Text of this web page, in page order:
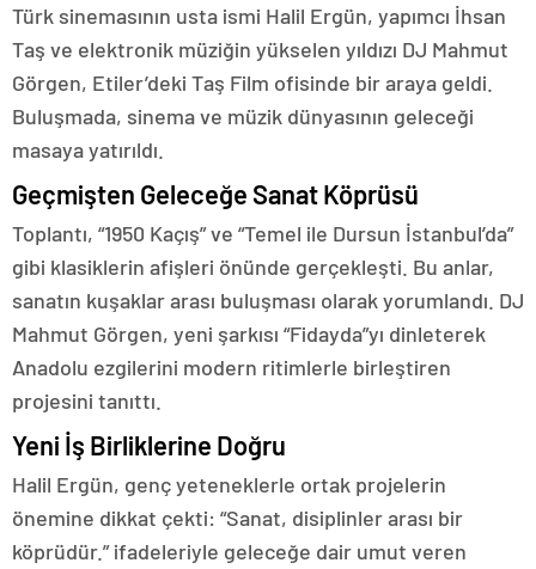
Türk sinemasının usta ismi Halil Ergün, yapımcı İhsan
Taş ve elektronik müziğin yükselen yıldızı DJ Mahmut
Görgen, Etiler’deki Taş Film ofisinde bir araya geldi.
Buluşmada, sinema ve müzik dünyasının geleceği
masaya yatırıldı.
Geçmişten Geleceğe Sanat Köprüsü
Toplantı, “1950 Kaçış” ve “Temel ile Dursun İstanbul’da”
gibi klasiklerin afişleri önünde gerçekleşti. Bu anlar,
sanatın kuşaklar arası buluşması olarak yorumlandı. DJ
Mahmut Görgen, yeni şarkısı “Fidayda”yı dinleterek
Anadolu ezgilerini modern ritimlerle birleştiren
projesini tanıttı.
Yeni İş Birliklerine Doğru
Halil Ergün, genç yeteneklerle ortak projelerin
önemine dikkat çekti: “Sanat, disiplinler arası bir
köprüdür.” ifadeleriyle geleceğe dair umut veren